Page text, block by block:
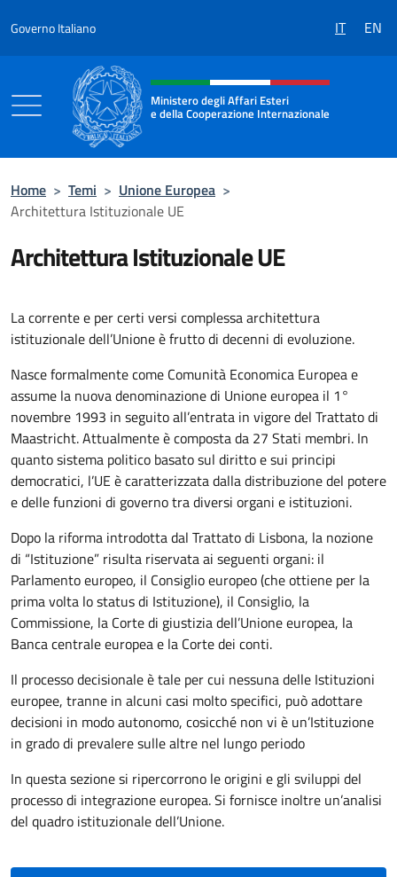
Governo Italiano IT EN
Intestazione sito, social e menù
Ministero degli Affari Esteri
e della Cooperazione Internazionale
Home > Temi > Unione Europea >
Architettura Istituzionale UE
Architettura Istituzionale UE
La corrente e per certi versi complessa architettura
istituzionale dell’Unione è frutto di decenni di evoluzione.
Nasce formalmente come Comunità Economica Europea e
assume la nuova denominazione di Unione europea il 1°
novembre 1993 in seguito all’entrata in vigore del Trattato di
Maastricht. Attualmente è composta da 27 Stati membri. In
quanto sistema politico basato sul diritto e sui principi
democratici, l’UE è caratterizzata dalla distribuzione del potere
e delle funzioni di governo tra diversi organi e istituzioni.
Dopo la riforma introdotta dal Trattato di Lisbona, la nozione
di “Istituzione” risulta riservata ai seguenti organi: il
Parlamento europeo, il Consiglio europeo (che ottiene per la
prima volta lo status di Istituzione), il Consiglio, la
Commissione, la Corte di giustizia dell’Unione europea, la
Banca centrale europea e la Corte dei conti.
Il processo decisionale è tale per cui nessuna delle Istituzioni
europee, tranne in alcuni casi molto specifici, può adottare
decisioni in modo autonomo, cosicché non vi è un’Istituzione
in grado di prevalere sulle altre nel lungo periodo
In questa sezione si ripercorrono le origini e gli sviluppi del
processo di integrazione europea. Si fornisce inoltre un’analisi
del quadro istituzionale dell’Unione.